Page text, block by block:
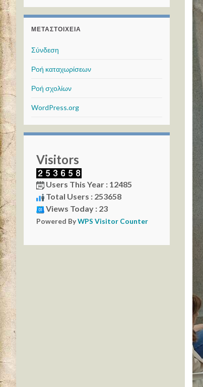
ΜΕΤΑΣΤΟΙΧΕΊΑ
Σύνδεση
Ροή καταχωρίσεων
Ροή σχολίων
WordPress.org
Visitors
Users This Year : 12485
Total Users : 253658
Views Today : 23
Powered ByWPS Visitor Counter